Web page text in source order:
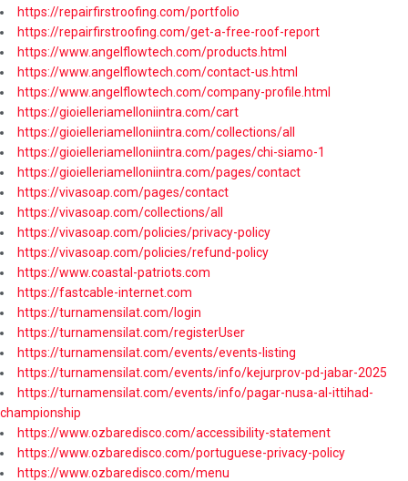
https://repairfirstroofing.com/portfolio
https://repairfirstroofing.com/get-a-free-roof-report
https://www.angelflowtech.com/products.html
https://www.angelflowtech.com/contact-us.html
https://www.angelflowtech.com/company-profile.html
https://gioielleriamelloniintra.com/cart
https://gioielleriamelloniintra.com/collections/all
https://gioielleriamelloniintra.com/pages/chi-siamo-1
https://gioielleriamelloniintra.com/pages/contact
https://vivasoap.com/pages/contact
https://vivasoap.com/collections/all
https://vivasoap.com/policies/privacy-policy
https://vivasoap.com/policies/refund-policy
https://www.coastal-patriots.com
https://fastcable-internet.com
https://turnamensilat.com/login
https://turnamensilat.com/registerUser
https://turnamensilat.com/events/events-listing
https://turnamensilat.com/events/info/kejurprov-pd-jabar-2025
https://turnamensilat.com/events/info/pagar-nusa-al-ittihad-
championship
https://www.ozbaredisco.com/accessibility-statement
https://www.ozbaredisco.com/portuguese-privacy-policy
https://www.ozbaredisco.com/menu